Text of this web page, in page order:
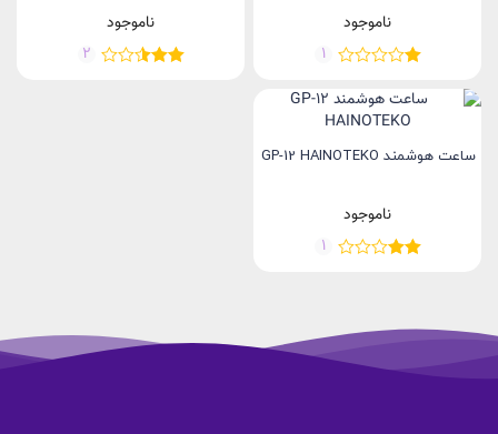
ناموجود
1
ناموجود
2
ساعت هوشمند GP-12 HAINOTEKO
ناموجود
1